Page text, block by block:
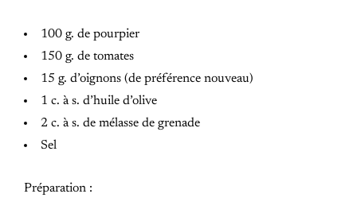
100 g. de pourpier
150 g. de tomates
15 g. d’oignons (de préférence nouveau)
1 c. à s. d’huile d’olive
2 c. à s. de mélasse de grenade
Sel
Préparation :